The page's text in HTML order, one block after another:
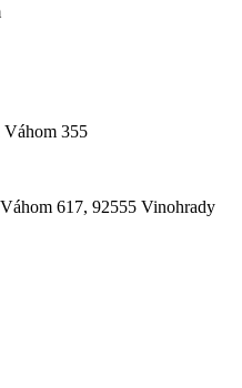
Váhom 355
617, 92555 Vinohrady